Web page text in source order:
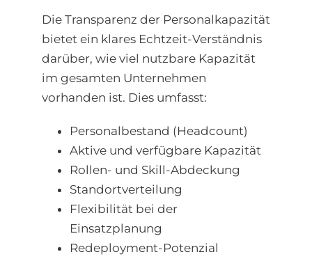
Die Transparenz der Personalkapazität
bietet ein klares Echtzeit-Verständnis
darüber, wie viel nutzbare Kapazität
im gesamten Unternehmen
vorhanden ist. Dies umfasst:
Personalbestand (Headcount)
Aktive und verfügbare Kapazität
Rollen- und Skill-Abdeckung
Standortverteilung
Flexibilität bei der
Einsatzplanung
Redeployment-Potenzial